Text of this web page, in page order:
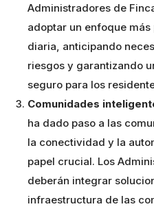
Administradores de
adoptar un enfoque
diaria, anticipando
riesgos y garantizando
seguro para los
Comunidades
ha dado paso a las
la conectividad y la
papel crucial. Los
deberán integrar
infraestructura de las